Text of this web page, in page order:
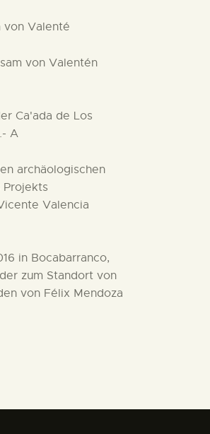
von Valenté
von Valentén
Ca'ada de Los
A
archäologischen
Projekts
Valencia
in Bocabarranco,
zum Standort von
von Félix Mendoza